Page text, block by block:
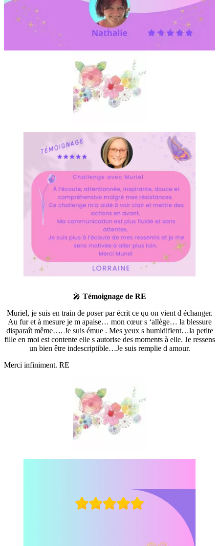
🎤 Témoignage de RE
Muriel, je suis en train de poser par écrit ce qu on vient d échanger.
Au fur et à mesure je m apaise… mon cœur s ‘allège… la blessure
disparaît même…. Je suis émue . Mes yeux s humidifient…la petite
fille en moi est contente elle s autorise des moments à elle. Je ressens
un bien être indescriptible…Je suis remplie d amour.
Merci infiniment. RE